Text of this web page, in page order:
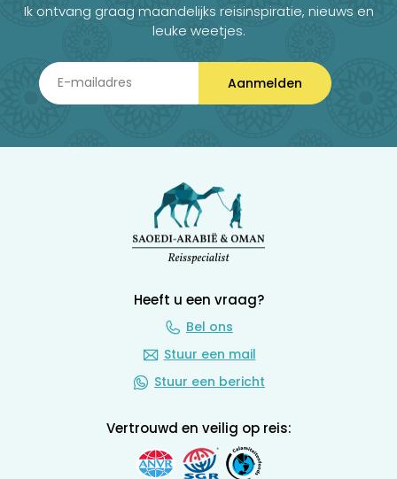
Ik ontvang graag maandelijks reisinspiratie, nieuws en
leuke weetjes.
Aanmelden
Heeft u een vraag?
Bel ons
Stuur een mail
Stuur een bericht
Vertrouwd en veilig op reis: